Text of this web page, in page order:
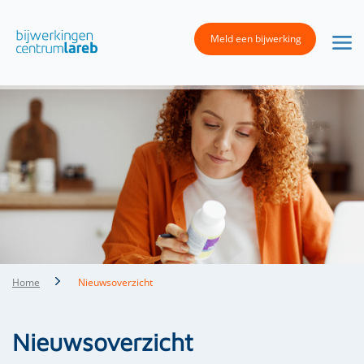
Meld een bijwerking
Home Nieuwsoverzicht
Nieuwsoverzicht